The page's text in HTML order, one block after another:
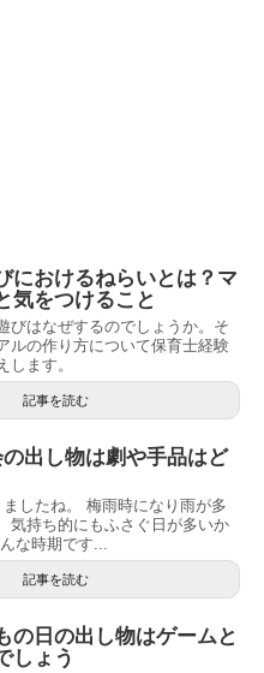
におけるねらいとは？マ
気をつけること
びはなぜするのでしょうか。そ
ルの作り方について保育士経験
します。
記事を読む
出し物は劇や手品はど
したね。 梅雨時になり雨が多
気持ち的にもふさぐ日が多いか
な時期です...
記事を読む
の日の出し物はゲームと
しょう